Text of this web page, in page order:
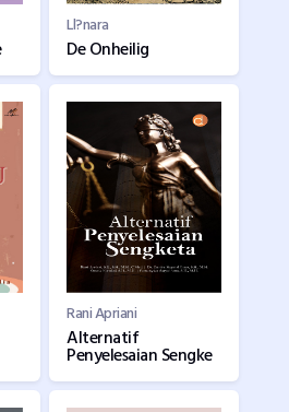
Ll?nara
De Onheilig
Rani Apriani
Alternatif
Penyelesaian Sengke